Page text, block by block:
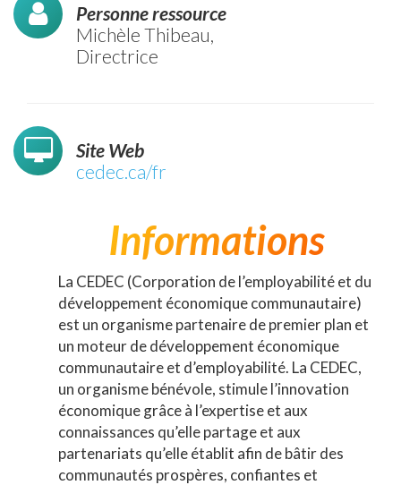
Personne ressource
Michèle Thibeau,
Directrice
Site Web
cedec.ca/fr
Informations
La CEDEC (Corporation de l’employabilité et du
développement économique communautaire)
est un organisme partenaire de premier plan et
un moteur de développement économique
communautaire et d’employabilité. La CEDEC,
un organisme bénévole, stimule l’innovation
économique grâce à l’expertise et aux
connaissances qu’elle partage et aux
partenariats qu’elle établit afin de bâtir des
communautés prospères, confiantes et